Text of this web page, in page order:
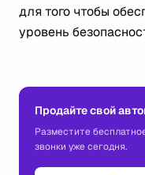
для того чтобы
уровень
Продайте свой
Разместите
звонки уже сегодня.